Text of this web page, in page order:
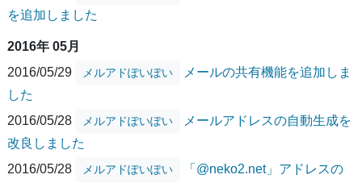
を追加しました
2016年 05月
2016/05/29
メルアドぽいぽい
メールの共有機能を追加しま
した
2016/05/28
メルアドぽいぽい
メールアドレスの自動生成を
改良しました
2016/05/28
メルアドぽいぽい
「@neko2.net」アドレスの